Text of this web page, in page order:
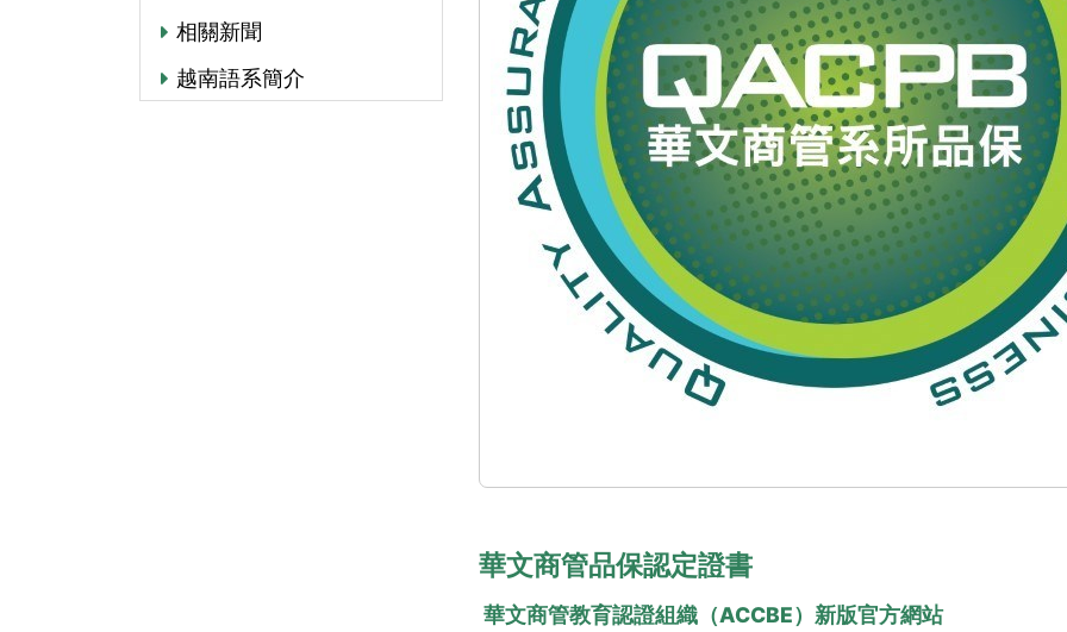
華文商管品保認定證書
華文商管教育認證組織（ACCBE）新版官方網站
我想就讀崑山企管，請與我聯絡(請按此了解更
我想了解崑山企管(請按此加入LINE官方帳號)
崑山科大名列企業最愛大學生學校之一～與有榮焉
👍是學校的用心及全體師生的努力獲得肯定👍